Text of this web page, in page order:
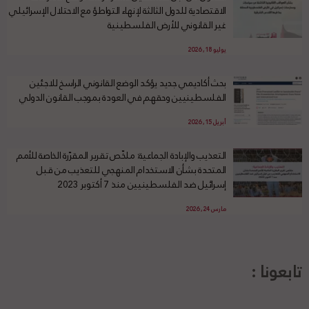
الاقتصادية للدول الثالثة لإنهاء التواطؤ مع الاحتلال الإسرائيلي
غير القانوني للأرض الفلسطينية
يوليو 18, 2026
بحث أكاديمي جديد يؤكد الوضع القانوني الراسخ للاجئين
الفلسطينيين وحقهم في العودة بموجب القانون الدولي
أبريل 15, 2026
التعذيب والإبادة الجماعية: ملخّص تقرير المقرّرة الخاصة للأمم
المتحدة بشأن الاستخدام المنهجي للتعذيب من قبل
إسرائيل ضد الفلسطينيين منذ 7 أكتوبر 2023
مارس 24, 2026
تابعونا :